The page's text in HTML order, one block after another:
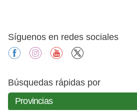
Síguenos en redes sociales
facebookinstagramyoutube
Búsquedas rápidas por